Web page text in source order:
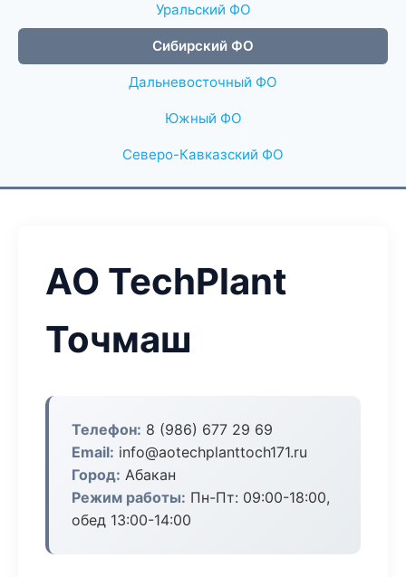
Уральский ФО
Сибирский ФО
Дальневосточный ФО
Южный ФО
Северо-Кавказский ФО
АО TechPlant
Точмаш
Телефон: 8 (986) 677 29 69
Email: info@aotechplanttoch171.ru
Город: Абакан
Режим работы: Пн-Пт: 09:00-18:00,
обед 13:00-14:00